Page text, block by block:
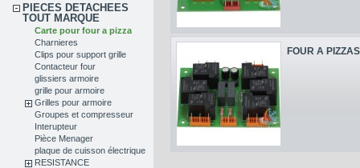
PIECES DETACHEES
TOUT MARQUE
Carte pour four a pizza
Charnieres
Clips pour support grille
Contacteur four
glissiers armoire
grille pour armoire
Grilles pour armoire
Groupes et compresseur
Interupteur
Pièce Menager
plaque de cuisson électrique
RESISTANCE
FOUR A